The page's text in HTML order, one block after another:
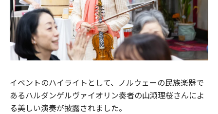
イベントのハイライトとして、ノルウェーの民族楽器で
あるハルダンゲルヴァイオリン奏者の山瀬理桜さんによ
る美しい演奏が披露されました。